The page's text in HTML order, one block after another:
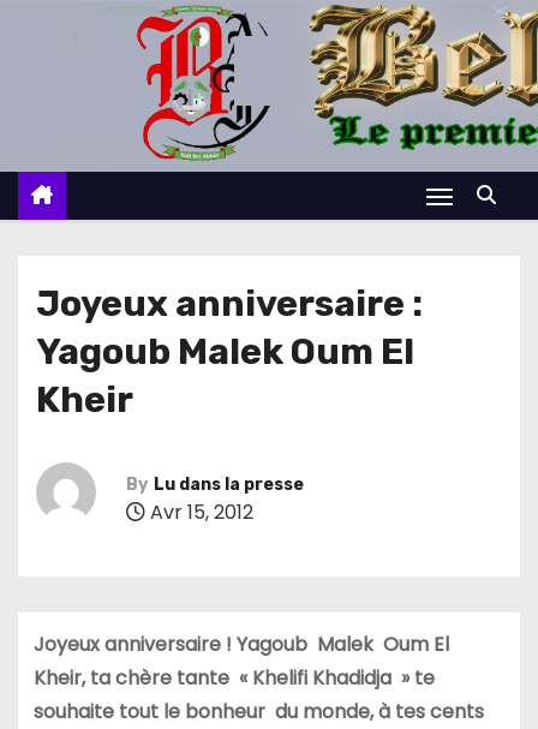
c
Joyeux anniversaire :
Yagoub Malek Oum El
Kheir
By Lu dans la presse
Avr 15, 2012
Joyeux anniversaire ! Yagoub Malek Oum El
Kheir, ta chère tante « Khelifi Khadidja » te
souhaite tout le bonheur du monde, à tes cents